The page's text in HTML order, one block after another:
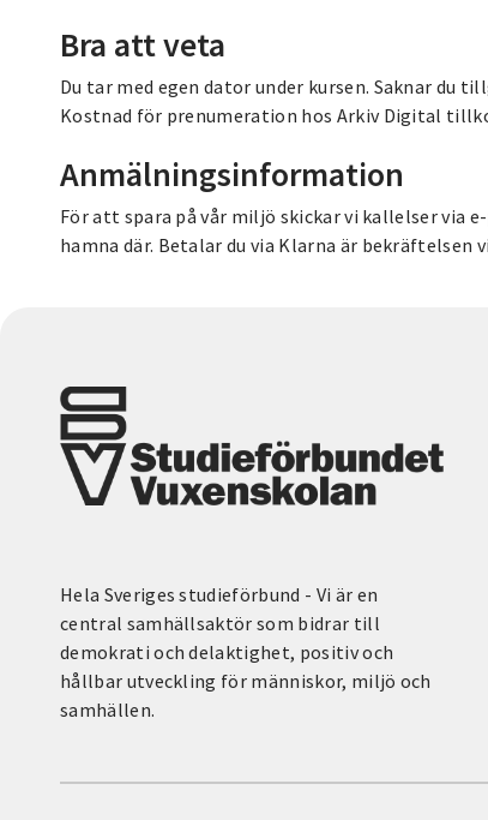
Bra att veta
Du tar med egen dator under kursen. Saknar du
Kostnad för prenumeration hos Arkiv Digital
Anmälningsinformation
För att spara på vår miljö skickar vi kallelser via
hamna där. Betalar du via Klarna är bekräftelsen
Hela Sveriges studieförbund - Vi är en
central samhällsaktör som bidrar till
demokrati och delaktighet, positiv och
hållbar utveckling för människor, miljö och
samhällen.